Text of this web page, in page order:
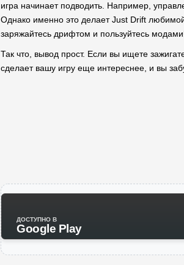
игра начинает подводить. Например,
Однако именно это делает Just Drift
заряжайтесь дрифтом и пользуйтесь
Так что, вывод прост. Если вы ищете
сделает вашу игру еще интереснее, и вы
ДОСТУПНО В
Google Play